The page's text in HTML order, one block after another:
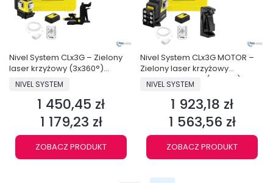
Nivel System CLx3G – Zielony
laser krzyżowy (3x360°)
Bluetooth
PRODUCENT
NIVEL SYSTEM
Cena
1 450,45 zł
Cena
1 179,23 zł
ZOBACZ PRODUKT
Nivel System CLx3G MOTOR –
Zielony laser krzyżowy
zmotoryzowany (3x360°)
Bluetooth
PRODUCENT
NIVEL SYSTEM
Cena
1 923,18 zł
Cena
1 563,56 zł
ZOBACZ PRODUKT